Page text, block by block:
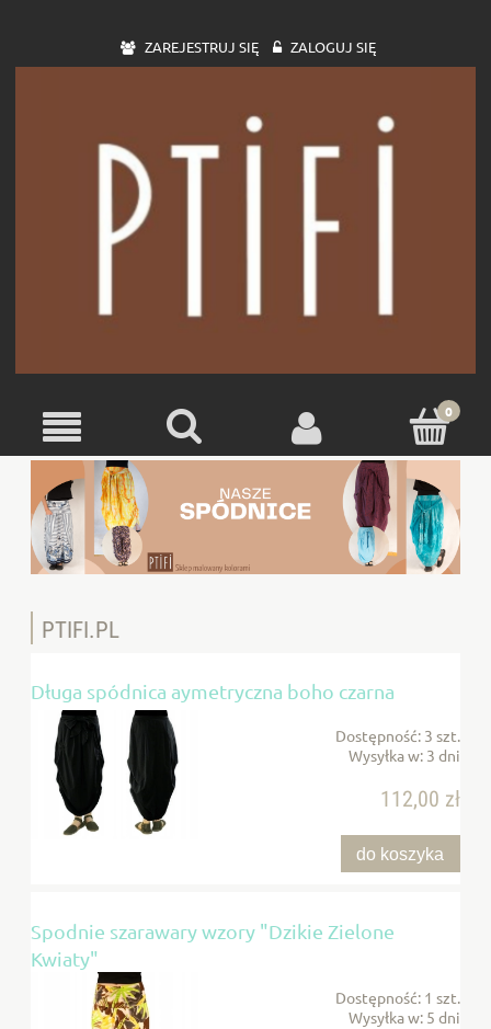
ZAREJESTRUJ SIĘ ZALOGUJ SIĘ
PTIFI.PL
Długa spódnica aymetryczna boho czarna
Dostępność: 3 szt.
Wysyłka w: 3 dni
112,00 zł
do koszyka
Spodnie szarawary wzory "Dzikie Zielone
Kwiaty"
Dostępność: 1 szt.
Wysyłka w: 5 dni